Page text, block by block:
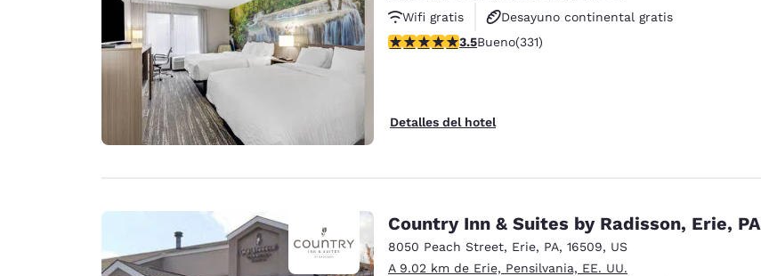
Wifi gratis
Desayuno continental gratis
Hoteles que aceptan mascotas
Calificación de 3.54 estrellas. Bueno. 331 reseñas
3.5Bueno(331)
Detalles del hotel
Country Inn & Suites by Radisson, Erie, PA
8050 Peach Street, Erie, PA, 16509, US
A 9.02 km de Erie, Pensilvania, EE. UU.